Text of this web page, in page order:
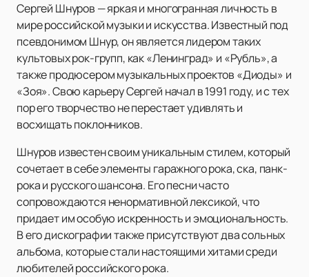
Сергей Шнуров — яркая и многогранная личность в
мире российской музыки и искусства. Известный под
псевдонимом Шнур, он является лидером таких
культовых рок-групп, как «Ленинград» и «Рубль», а
также продюсером музыкальных проектов «Диоды» и
«Зоя». Свою карьеру Сергей начал в 1991 году, и с тех
пор его творчество не перестает удивлять и
восхищать поклонников.
Шнуров известен своим уникальным стилем, который
сочетает в себе элементы гаражного рока, ска, панк-
рока и русского шансона. Его песни часто
сопровождаются ненормативной лексикой, что
придает им особую искренность и эмоциональность.
В его дискографии также присутствуют два сольных
альбома, которые стали настоящими хитами среди
любителей российского рока.